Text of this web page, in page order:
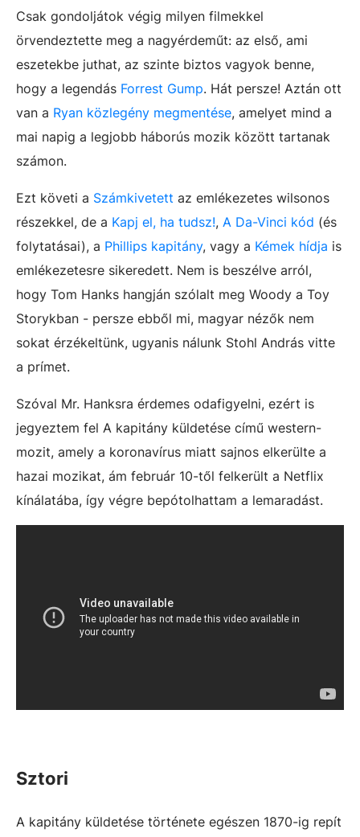
Csak gondoljátok végig milyen filmekkel
örvendeztette meg a nagyérdeműt: az első, ami
eszetekbe juthat, az szinte biztos vagyok benne,
hogy a legendás Forrest Gump. Hát persze! Aztán ott
van a Ryan közlegény megmentése, amelyet mind a
mai napig a legjobb háborús mozik között tartanak
számon.
Ezt követi a Számkivetett az emlékezetes wilsonos
részekkel, de a Kapj el, ha tudsz!, A Da-Vinci kód (és
folytatásai), a Phillips kapitány, vagy a Kémek hídja is
emlékezetesre sikeredett. Nem is beszélve arról,
hogy Tom Hanks hangján szólalt meg Woody a Toy
Storykban - persze ebből mi, magyar nézők nem
sokat érzékeltünk, ugyanis nálunk Stohl András vitte
a prímet.
Szóval Mr. Hanksra érdemes odafigyelni, ezért is
jegyeztem fel A kapitány küldetése című western-
mozit, amely a koronavírus miatt sajnos elkerülte a
hazai mozikat, ám február 10-től felkerült a Netflix
kínálatába, így végre bepótolhattam a lemaradást.
Sztori
A kapitány küldetése története egészen 1870-ig repít